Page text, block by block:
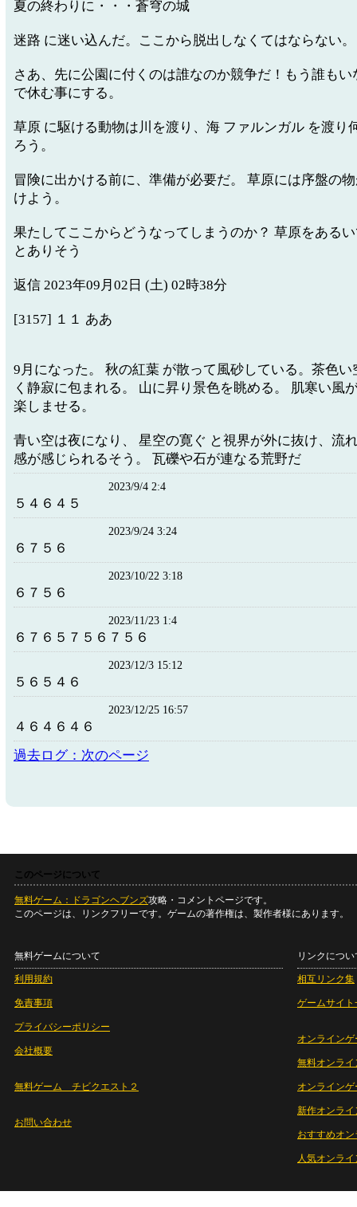
夏の終わりに・・・蒼穹の城
迷路 に迷い込んだ。ここから脱出しなくてはならない。
さあ、先に公園に付くのは誰なのか競争だ！もう誰もい
で休む事にする。
草原 に駆ける動物は川を渡り、海 ファルンガル を渡り
ろう。
冒険に出かける前に、準備が必要だ。 草原には序盤の
けよう。
果たしてここからどうなってしまうのか？ 草原をある
とありそう
返信 2023年09月02日 (土) 02時38分
[3157] １１ ああ
9月になった。 秋の紅葉 が散って風砂している。茶色
く静寂に包まれる。 山に昇り景色を眺める。 肌寒い風
楽しませる。
青い空は夜になり、 星空の寛ぐ と視界が外に抜け、流
感が感じられるそう。 瓦礫や石が連なる荒野だ
2023/9/4 2:4
５４６４５
2023/9/24 3:24
６７５６
2023/10/22 3:18
６７５６
2023/11/23 1:4
６７６５７５６７５６
2023/12/3 15:12
５６５４６
2023/12/25 16:57
４６４６４６
過去ログ：次のページ
このページについて
無料ゲーム：ドラゴンヘブンズ攻略・コメントページです。
このページは、リンクフリーです。ゲームの著作権は、製作者様にあります。
無料ゲームについて
利用規約
免責事項
プライバシーポリシー
会社概要
無料ゲーム チビクエスト２
お問い合わせ
リンクについ
相互リンク集
ゲームサイト
オンラインゲ
無料オンライ
オンライン
新作オンライ
おすすめオ
人気オンラ